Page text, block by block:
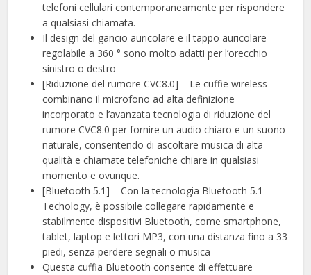
telefoni cellulari contemporaneamente per rispondere
a qualsiasi chiamata.
Il design del gancio auricolare e il tappo auricolare
regolabile a 360 ° sono molto adatti per l’orecchio
sinistro o destro
[Riduzione del rumore CVC8.0] – Le cuffie wireless
combinano il microfono ad alta definizione
incorporato e l’avanzata tecnologia di riduzione del
rumore CVC8.0 per fornire un audio chiaro e un suono
naturale, consentendo di ascoltare musica di alta
qualità e chiamate telefoniche chiare in qualsiasi
momento e ovunque.
[Bluetooth 5.1] – Con la tecnologia Bluetooth 5.1
Techology, è possibile collegare rapidamente e
stabilmente dispositivi Bluetooth, come smartphone,
tablet, laptop e lettori MP3, con una distanza fino a 33
piedi, senza perdere segnali o musica
Questa cuffia Bluetooth consente di effettuare